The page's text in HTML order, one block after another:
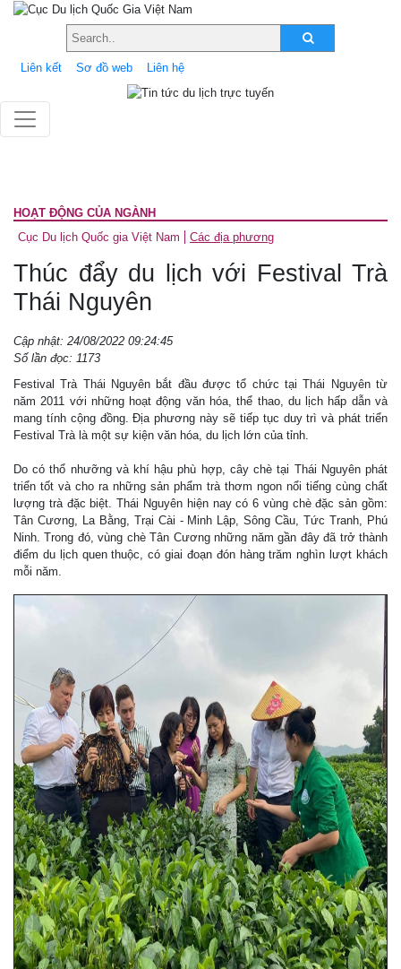
Liên kết Sơ đồ web Liên hệ
HOẠT ĐỘNG CỦA NGÀNH
Cục Du lịch Quốc gia Việt Nam
Các địa phương
Thúc đẩy du lịch với Festival Trà
Thái Nguyên
Cập nhật: 24/08/2022 09:24:45
Số lần đọc: 1173
Festival Trà Thái Nguyên bắt đầu được tổ chức tại Thái Nguyên từ
năm 2011 với những hoạt động văn hóa, thể thao, du lịch hấp dẫn và
mang tính cộng đồng. Địa phương này sẽ tiếp tục duy trì và phát triển
Festival Trà là một sự kiện văn hóa, du lịch lớn của tỉnh.
Do có thổ nhưỡng và khí hậu phù hợp, cây chè tại Thái Nguyên phát
triển tốt và cho ra những sản phẩm trà thơm ngon nổi tiếng cùng chất
lượng trà đặc biệt. Thái Nguyên hiện nay có 6 vùng chè đặc sản gồm:
Tân Cương, La Bằng, Trại Cài - Minh Lập, Sông Cầu, Tức Tranh, Phú
Ninh. Trong đó, vùng chè Tân Cương những năm gần đây đã trở thành
điểm du lịch quen thuộc, có giai đoạn đón hàng trăm nghìn lượt khách
mỗi năm.